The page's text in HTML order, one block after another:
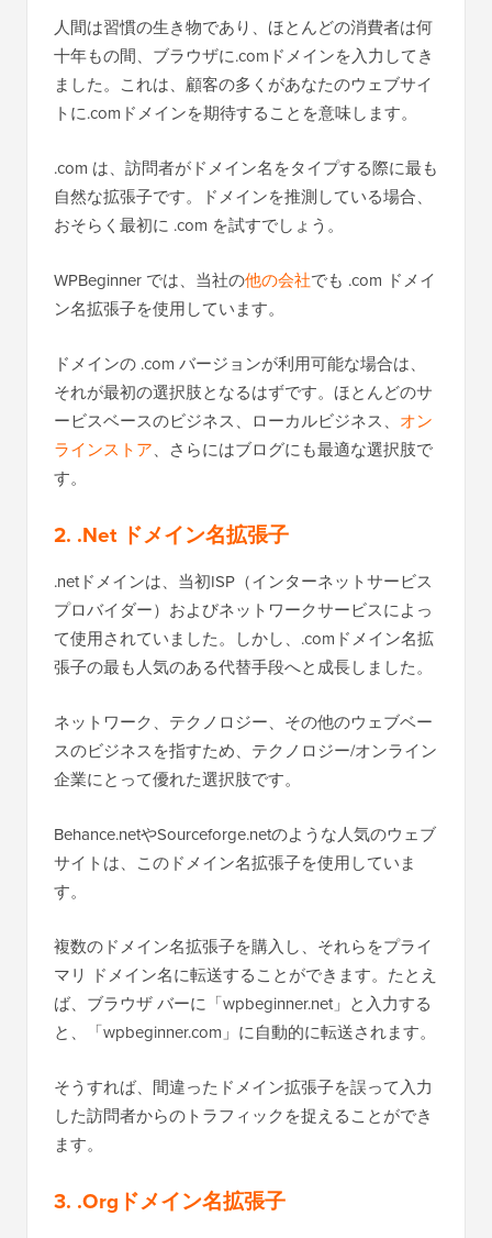
人間は習慣の生き物であり、ほとんどの消費者は何
十年もの間、ブラウザに.comドメインを入力してき
ました。これは、顧客の多くがあなたのウェブサイ
トに.comドメインを期待することを意味します。
.com は、訪問者がドメイン名をタイプする際に最も
自然な拡張子です。ドメインを推測している場合、
おそらく最初に .com を試すでしょう。
WPBeginner では、当社の他の会社でも .com ドメイ
ン名拡張子を使用しています。
ドメインの .com バージョンが利用可能な場合は、
それが最初の選択肢となるはずです。ほとんどのサ
ービスベースのビジネス、ローカルビジネス、 オン
ラインストア、さらにはブログにも最適な選択肢で
す。
2. .Net ドメイン名拡張子
.netドメインは、当初ISP（インターネットサービス
プロバイダー）およびネットワークサービスによっ
て使用されていました。しかし、.comドメイン名拡
張子の最も人気のある代替手段へと成長しました。
ネットワーク、テクノロジー、その他のウェブベー
スのビジネスを指すため、テクノロジー/オンライン
企業にとって優れた選択肢です。
Behance.netやSourceforge.netのような人気のウェブ
サイトは、このドメイン名拡張子を使用していま
す。
複数のドメイン名拡張子を購入し、それらをプライ
マリ ドメイン名に転送することができます。たとえ
ば、ブラウザ バーに「wpbeginner.net」と入力する
と、「wpbeginner.com」に自動的に転送されます。
そうすれば、間違ったドメイン拡張子を誤って入力
した訪問者からのトラフィックを捉えることができ
ます。
3. .Orgドメイン名拡張子